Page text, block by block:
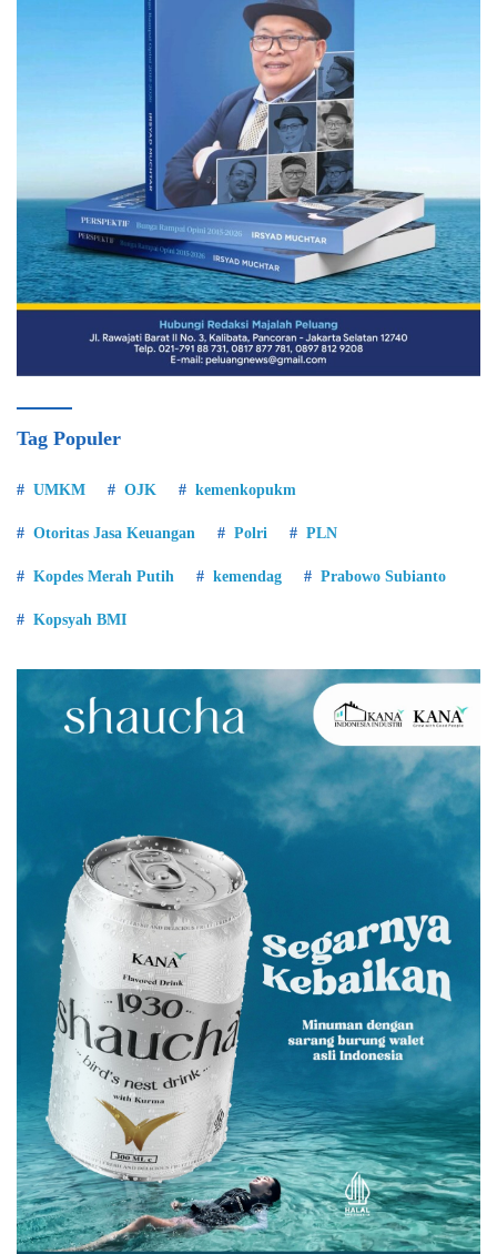
Tag Populer
UMKM OJK kemenkopukm
Otoritas Jasa Keuangan Polri PLN
Kopdes Merah Putih kemendag Prabowo Subianto
Kopsyah BMI